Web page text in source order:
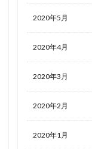
2020年5月
2020年4月
2020年3月
2020年2月
2020年1月